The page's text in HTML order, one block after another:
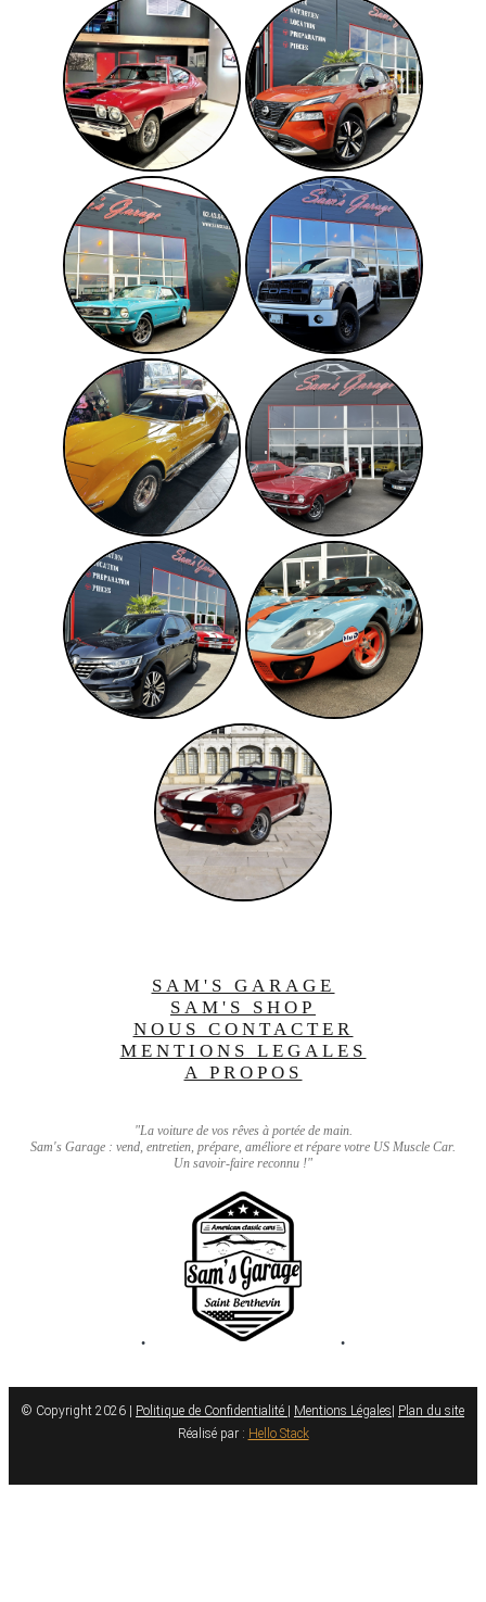
SAM'S GARAGE
SAM'S SHOP
NOUS CONTACTER
MENTIONS LEGALES
A PROPOS
"La voiture de vos rêves à portée de main.
Sam's Garage : vend, entretien, prépare, améliore et répare votre US Muscle Car.
Un savoir-faire reconnu !"
• •
© Copyright 2026 | Politique de Confidentialité Mentions Légales
Plan du site
Réalisé par : Hello Stack